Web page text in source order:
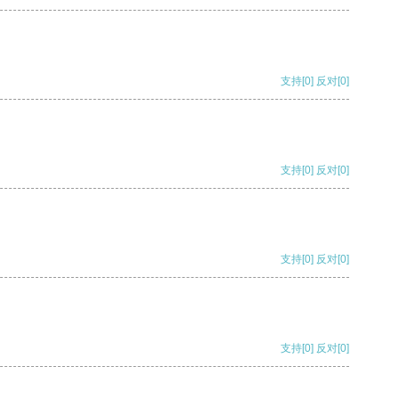
支持[0] 反对[0]
支持[0] 反对[0]
支持[0] 反对[0]
支持[0] 反对[0]